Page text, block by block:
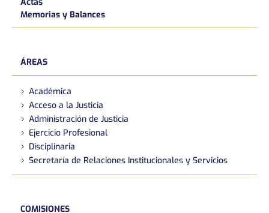
Memorias y Balances
ÁREAS
Académica
Acceso a la Justicia
Administración de Justicia
Ejercicio Profesional
Disciplinaria
Secretaría de Relaciones Institucionales y Servicios
COMISIONES